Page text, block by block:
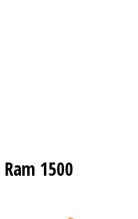
Ram 1500